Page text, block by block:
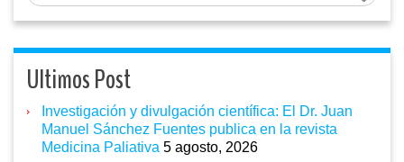
Ultimos Post
Investigación y divulgación científica: El Dr. Juan
Manuel Sánchez Fuentes publica en la revista
Medicina Paliativa 5 agosto, 2026